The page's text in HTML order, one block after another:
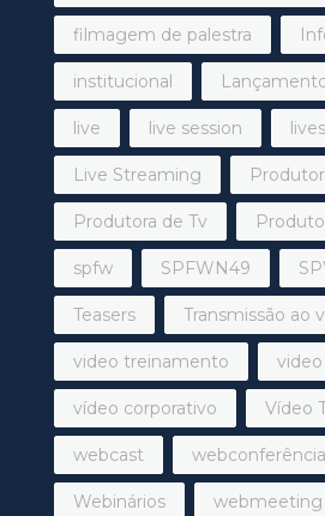
filmagem de palestra
institucional
live live session
Live Streaming
Produtora de Tv
spfw SPFWN49
Teasers Transmissão ao
video treinamento
vídeo corporativo Vídeo
webcast webconferência
Webinários webmeeting